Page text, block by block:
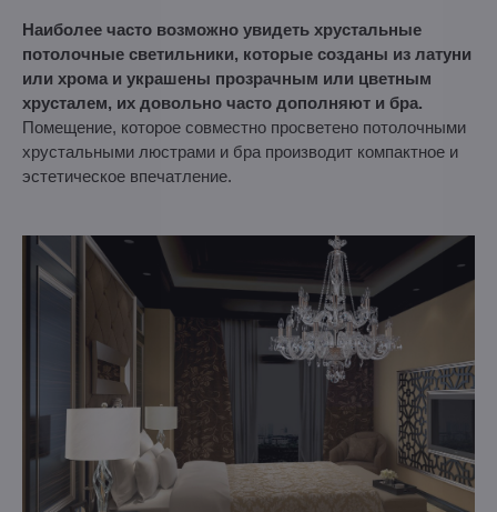
Наиболее часто возможно увидеть хрустальные
потолочные светильники, которые созданы из латуни
или хрома и украшены прозрачным или цветным
хрусталем, их довольно часто дополняют и бра.
Помещение, которое совместно просветено потолочными
хрустальными люстрами и бра производит компактное и
эстетическое впечатление.